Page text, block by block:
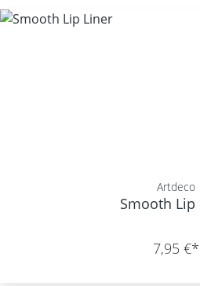
Artdeco
Smooth Lip
7,95 €*